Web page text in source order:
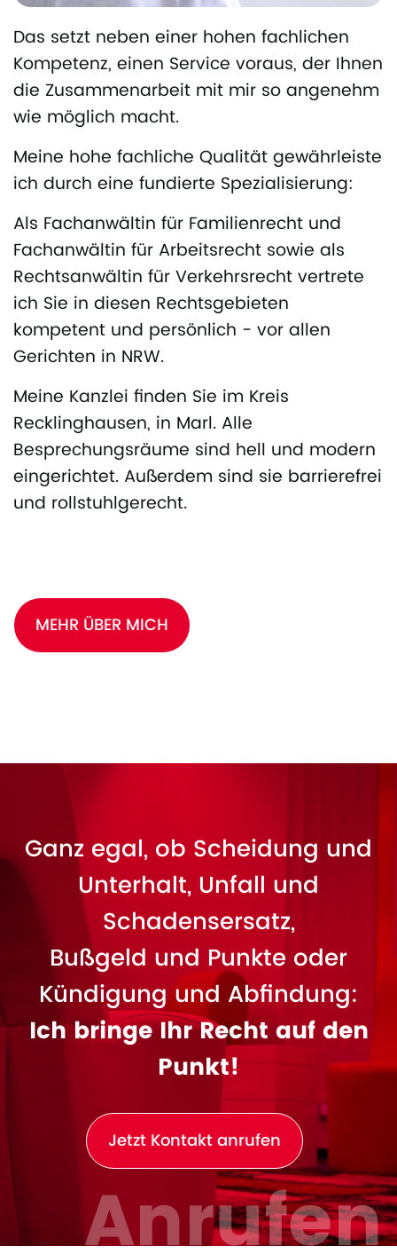
Das setzt neben einer hohen fachlichen
Kompetenz, einen Service voraus, der Ihnen
die Zusammenarbeit mit mir so angenehm
wie möglich macht.
Meine hohe fachliche Qualität gewährleiste
ich durch eine fundierte Spezialisierung:
Als Fachanwältin für Familienrecht und
Fachanwältin für Arbeitsrecht sowie als
Rechtsanwältin für Verkehrsrecht vertrete
ich Sie in diesen Rechtsgebieten
kompetent und persönlich - vor allen
Gerichten in NRW.
Meine Kanzlei finden Sie im Kreis
Recklinghausen, in Marl. Alle
Besprechungsräume sind hell und modern
eingerichtet. Außerdem sind sie barrierefrei
und rollstuhlgerecht.
MEHR ÜBER MICH
Ganz egal, ob Scheidung und
Unterhalt, Unfall und
Schadensersatz,
Bußgeld und Punkte oder
Kündigung und Abfindung:
Ich bringe Ihr Recht auf den
Punkt!
Jetzt Kontakt anrufen
Anrufen